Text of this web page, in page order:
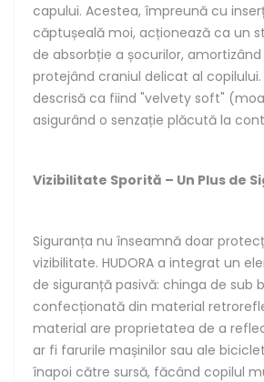
capului. Acestea, împreună cu
căptușeală moi, acționează ca un
de absorbție a șocurilor,
protejând craniul delicat al
descrisă ca fiind "velvety soft"
asigurând o senzație plăcută la
Vizibilitate Sporită – Un Plus de
Siguranța nu înseamnă doar
vizibilitate. HUDORA a integrat un
de siguranță pasivă: chinga de sub
confecționată din material
material are proprietatea de a
ar fi farurile mașinilor sau ale
înapoi către sursă, făcând copilul